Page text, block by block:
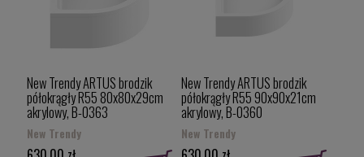
New Trendy ARTUS brodzik
półokrągły R55 80x80x29cm
akrylowy, B-0363
New Trendy
New Trendy ARTUS brodzik
półokrągły R55 90x90x21cm
akrylowy, B-0360
New Trendy